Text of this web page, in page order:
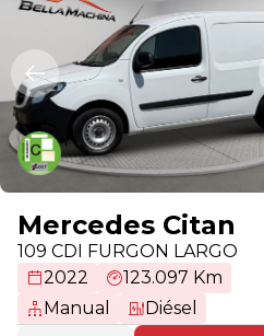
Mercedes Citan
109 CDI FURGON LARGO
2022
123.097 Km
Manual
Diésel